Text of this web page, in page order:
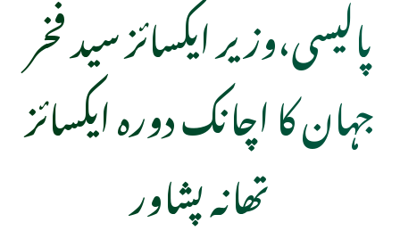
پالیسی،وزیر ایکسائز سید فخر
جہان کا اچانک دورہ ایکسائز
تھانہ پشاور